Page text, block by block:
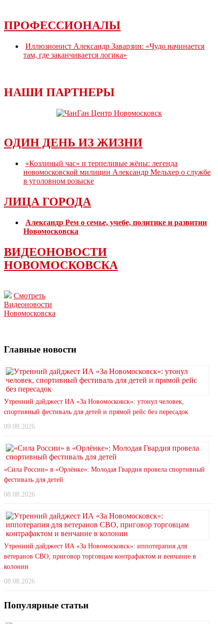
ПРОФЕССИОНАЛЫ
Иллюзионист Александр Заварзин: «Чудо начинается
там, где заканчивается логика»
НАШИ ПАРТНЕРЫ
ОДИН ДЕНЬ ИЗ ЖИЗНИ
«Козлиный час» и терпеливые жёны: легенда
новомосковской милиции Александр Мельхер о службе
в уголовном розыске
ЛИЦА ГОРОДА
Александр Рем о семье, учебе, политике и развитии
Новомосковска
ВИДЕОНОВОСТИ
НОВОМОСКОВСКА
Смотреть
Видеоновости
Новомосковска
Главные новости
Утренний дайджест ИА «За Новомосковск»: утонул человек,
спортивный фестиваль для детей и прямой рейс без пересадок
09.08.2026
«Сила России» в «Орлёнке»: Молодая Гвардия провела спортивный
фестиваль для детей
08.08.2026
Утренний дайджест ИА «За Новомосковск»: иппотерапия для
ветеранов СВО, приговор торговцам контрафактом и венчание в
колонии
08.08.2026
Популярные статьи